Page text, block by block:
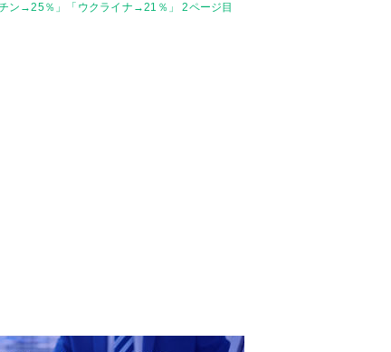
ン→25％」「ウクライナ→21％」 2ページ目